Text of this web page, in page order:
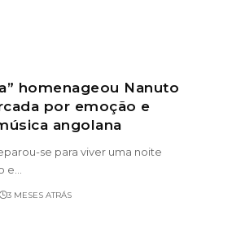
homenageou Nanuto
por emoção e
angolana
se para viver uma noite
e…
3 MESES ATRÁS